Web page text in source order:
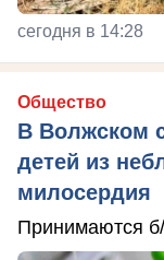
сегодня в 14:28
Общество
В Волжском
детей из
милосердия
Принимаются